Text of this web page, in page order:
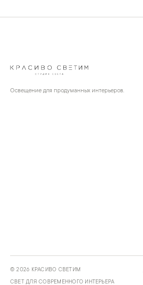
Освещение для продуманных интерьеров.
©2026 КРАСИВО СВЕТИМ
СВЕТ ДЛЯ СОВРЕМЕННОГО ИНТЕРЬЕРА